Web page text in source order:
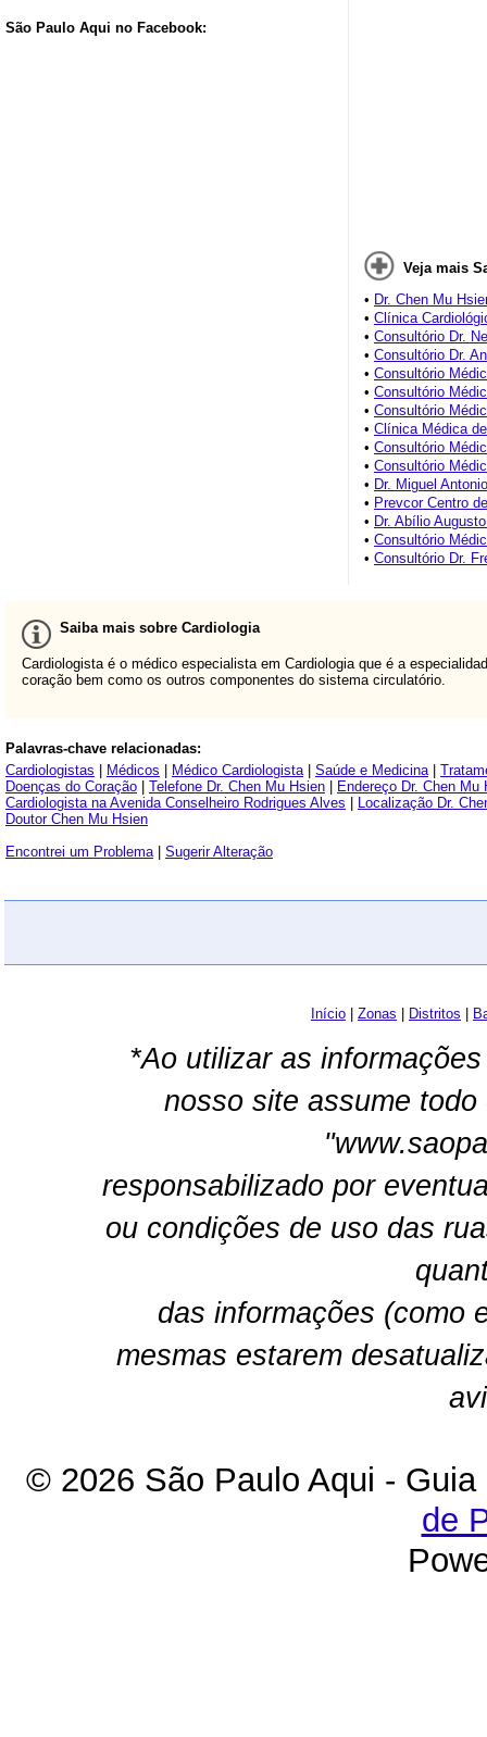
São Paulo Aqui no Facebook:
Veja mais
• Dr. Chen Mu
• Clínica
• Consultório Dr.
• Consultório Dr.
• Consultório
• Consultório
• Consultório
• Clínica Médica
• Consultório
• Consultório
• Dr. Miguel
• Prevcor Centro
• Dr. Abílio
• Consultório
• Consultório Dr.
Saiba mais sobre Cardiologia
Cardiologista é o médico especialista em Cardiologia que é a
coração bem como os outros componentes do sistema circulatório.
Palavras-chave relacionadas:
Cardiologistas
Médicos Médico Cardiologista| Saúde e Medicina|
Doenças do Coração
Telefone Dr. Chen Mu Hsien
Endereço Dr. Chen Mu
Cardiologista na Avenida Conselheiro Rodrigues Alves
Localização Dr.
Doutor Chen Mu Hsien
Encontrei um Problema| Sugerir Alteração
Início Zonas Distritos
*Ao utilizar as
nosso site assume
responsabilizado por
ou condições de uso das
das informações (como
mesmas estarem
© 2026 São Paulo Aqui -
de